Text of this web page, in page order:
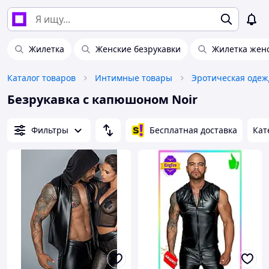
Жилетка Женские безрукавки Жилетка
Каталог товаров Интимные товары Эротическая
Безрукавка с капюшоном Noir
Фильтры Бесплатная доставка